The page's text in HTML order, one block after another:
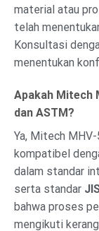
material atau
telah
Konsultasi
menentukan
Apakah Mitech
dan ASTM?
Ya, Mitech
kompatibel
dalam standar
serta standar
bahwa proses
mengikuti